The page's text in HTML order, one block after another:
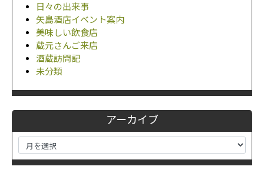
日々の出来事
矢島酒店イベント案内
美味しい飲食店
蔵元さんご来店
酒蔵訪問記
未分類
アーカイブ